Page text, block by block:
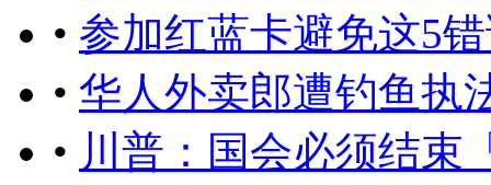
• 参加红蓝卡避免这5
• 华人外卖郎遭钓鱼执
• 川普：国会必须结束